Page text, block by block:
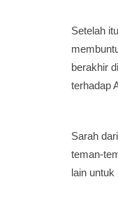
Setelah
berakhir
terhadap
Sarah
teman-
lain